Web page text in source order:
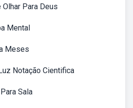
Para Deus
Mental
Meses
Notação Cientifica
Sala